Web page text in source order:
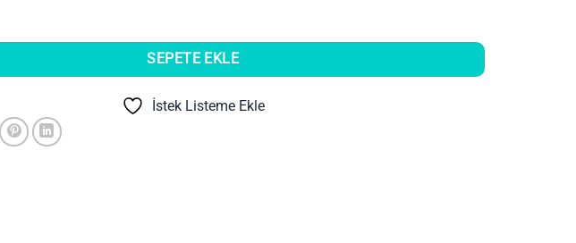
Mat Vernik Cilasum 40 adet
SEPETE EKLE
İstek Listeme Ekle